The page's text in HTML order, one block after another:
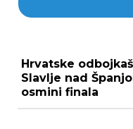
Hrvatske
Slavlje nad
osmini finala